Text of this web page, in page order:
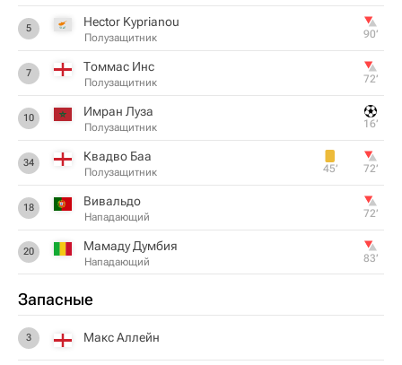
5 Hector Kyprianou
Полузащитник 90‎’‎
7 Томмас Инс
Полузащитник 72‎’‎
10 Имран Луза
Полузащитник 16‎’‎
34 Квадво Баа
Полузащитник 45‎’‎ 72‎’‎
18 Вивальдо
Нападающий 72‎’‎
20 Мамаду Думбия
Нападающий 83‎’‎
Запасные
3 Макс Аллейн